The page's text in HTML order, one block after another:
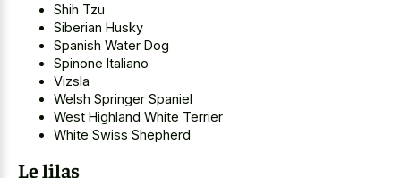
Shih Tzu
Siberian Husky
Spanish Water Dog
Spinone Italiano
Vizsla
Welsh Springer Spaniel
West Highland White Terrier
White Swiss Shepherd
Le lilas